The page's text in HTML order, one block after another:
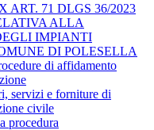
ART. 71 DLGS 36/2023
ALLA
IMPIANTI
DI POLESELLA
di affidamento
servizi e forniture di
civile
procedura